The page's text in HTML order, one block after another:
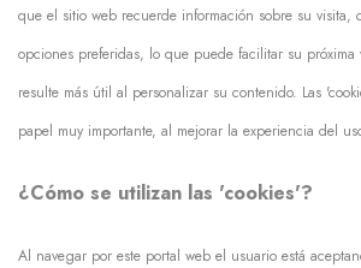
que el sitio web recuerde información sobre su visita,
opciones preferidas, lo que puede facilitar su
resulte más útil al personalizar su contenido. Las
papel muy importante, al mejorar la experiencia del
¿Cómo se utilizan las 'cookies'?
Al navegar por este portal web el usuario está